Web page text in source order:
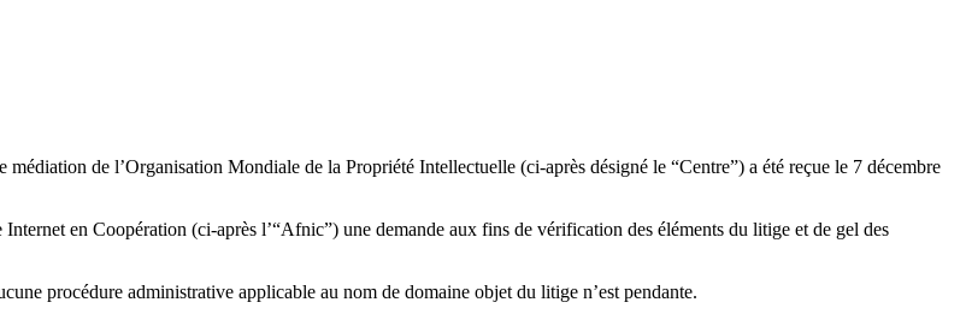
médiation de l’Organisation Mondiale de la Propriété Intellectuelle (ci-après désigné le “Centre”) a été reçue le 7 décembre
en Coopération (ci-après l’“Afnic”) une demande aux fins de vérification des éléments du litige et de gel des
procédure administrative applicable au nom de domaine objet du litige n’est pendante.